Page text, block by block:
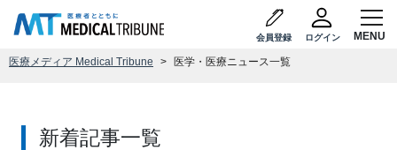
会員登録 ログイン
医療メディア Medical Tribune 医学・医療ニュース一覧
新着記事一覧